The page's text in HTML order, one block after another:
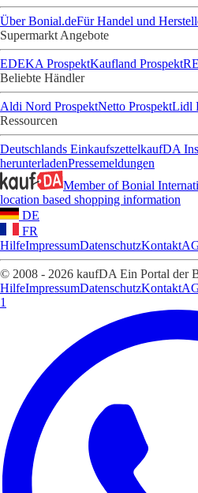
Über Bonial.deFür Handel und
Supermarkt Angebote
EDEKA ProspektKaufland Prospekt
Beliebte Händler
Aldi Nord ProspektNetto ProspektLidl
Ressourcen
Deutschlands EinkaufszettelkaufDA
herunterladenPressemeldungen
Member of Bonial
location based shopping information
DE
FR
HilfeImpressumDatenschutzKontakt
© 2008 - 2026 kaufDA Ein Portal der
HilfeImpressumDatenschutzKontakt
1